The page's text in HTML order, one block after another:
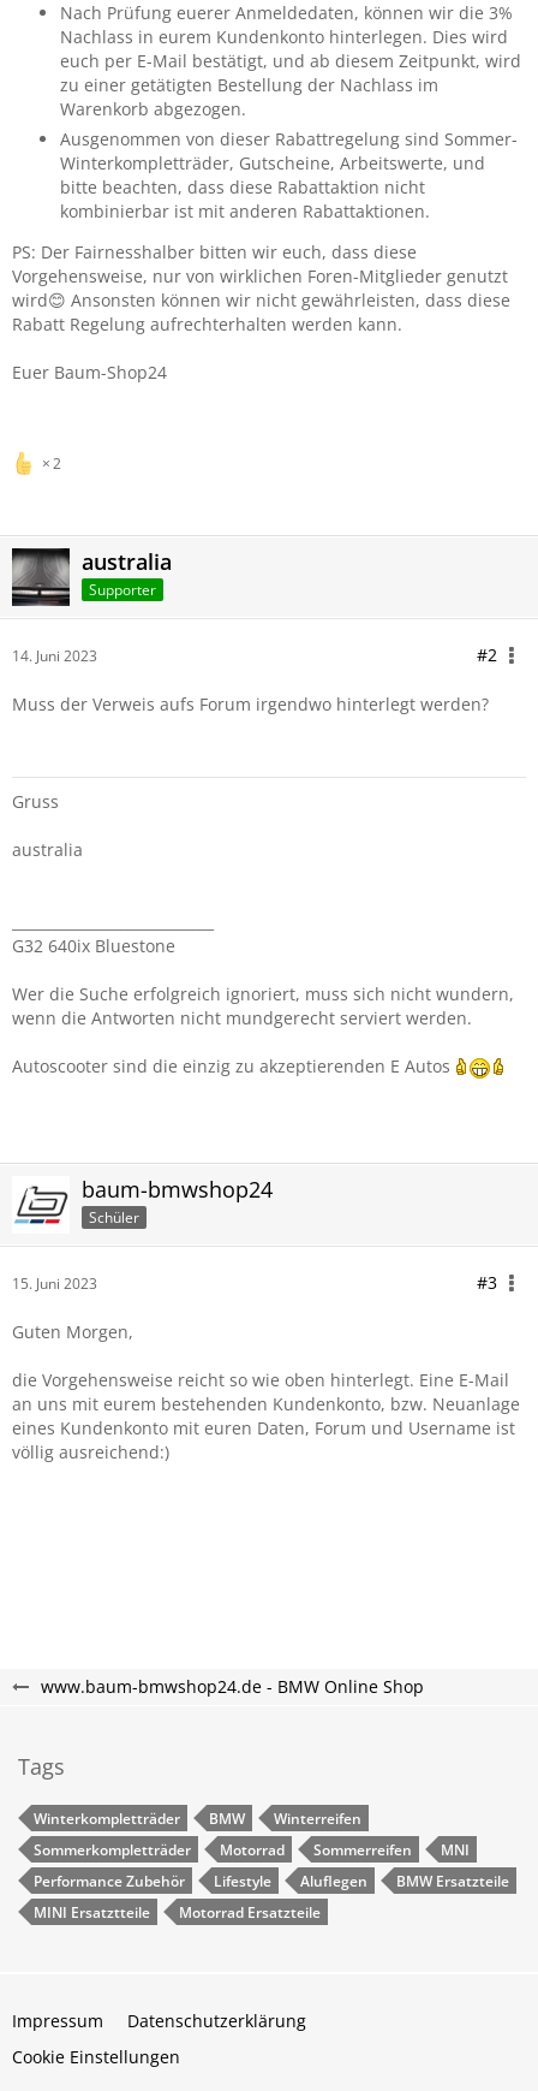
Nach Prüfung euerer Anmeldedaten, können wir die 3%
Nachlass in eurem Kundenkonto hinterlegen. Dies wird
euch per E-Mail bestätigt, und ab diesem Zeitpunkt, wird
zu einer getätigten Bestellung der Nachlass im
Warenkorb abgezogen.
Ausgenommen von dieser Rabattregelung sind Sommer-
Winterkompletträder, Gutscheine, Arbeitswerte, und
bitte beachten, dass diese Rabattaktion nicht
kombinierbar ist mit anderen Rabattaktionen.
PS: Der Fairnesshalber bitten wir euch, dass diese
Vorgehensweise, nur von wirklichen Foren-Mitglieder genutzt
wird😊 Ansonsten können wir nicht gewährleisten, dass diese
Rabatt Regelung aufrechterhalten werden kann.
Euer Baum-Shop24
2
australia
Supporter
14. Juni 2023 #2
Muss der Verweis aufs Forum irgendwo hinterlegt werden?
Gruss
australia
G32 640ix Bluestone
Wer die Suche erfolgreich ignoriert, muss sich nicht wundern,
wenn die Antworten nicht mundgerecht serviert werden.
Autoscooter sind die einzig zu akzeptierenden E Autos
baum-bmwshop24
Schüler
15. Juni 2023 #3
Guten Morgen,
die Vorgehensweise reicht so wie oben hinterlegt. Eine E-Mail
an uns mit eurem bestehenden Kundenkonto, bzw. Neuanlage
eines Kundenkonto mit euren Daten, Forum und Username ist
völlig ausreichend:)
www.baum-bmwshop24.de - BMW Online Shop
Tags
Winterkompletträder BMW
Winterreifen
Sommerkompletträder
Motorrad Sommerreifen
MNI
Performance Zubehör
Lifestyle Aluflegen
BMW Ersatzteile
MINI Ersatztteile
Motorrad Ersatzteile
Impressum
Datenschutzerklärung
Cookie Einstellungen